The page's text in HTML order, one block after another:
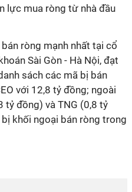
lực mua ròng từ nhà đầu
ròng mạnh nhất tại cổ
Sài Gòn - Hà Nội, đạt
sách các mã bị bán
với 12,8 tỷ đồng; ngoài
tỷ đồng) và TNG (0,8 tỷ
khối ngoại bán ròng trong